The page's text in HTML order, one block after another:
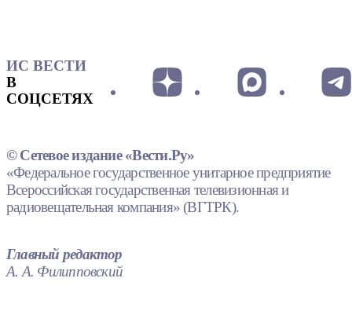
ИС ВЕСТИ
В
СОЦСЕТЯХ
© Сетевое издание «Вести.Ру»
«Федеральное государственное унитарное предприятие
Всероссийская государственная телевизионная и
радиовещательная компания» (ВГТРК).
Главный редактор
А. А. Филипповский